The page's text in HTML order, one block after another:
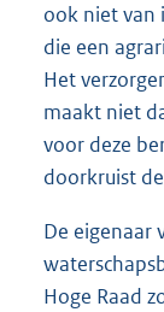
ook niet van
die een
Het
maakt niet
voor deze
doorkruist
De eigenaar
Hoge Raad